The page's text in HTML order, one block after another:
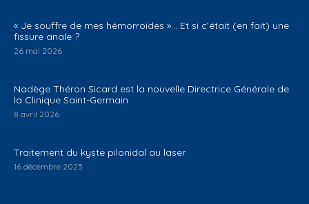
​« Je souffre de mes hémorroïdes »… Et si c’était (en fait) une
fissure anale ?
26 mai 2026
Nadège Théron Sicard est la nouvelle Directrice Générale de
la Clinique Saint-Germain
8 avril 2026
Traitement du kyste pilonidal au laser
16 décembre 2025